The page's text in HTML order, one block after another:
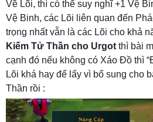
Về Lõi, thì có thể suy nghĩ +1 Vệ
Vệ Binh, các Lõi liên quan đến
trọng nhất vẫn là các Lõi cho khả
Kiếm Tử Thần cho Urgot thì bài
cạnh đó nếu không có Xáo Đồ thì
Lõi khá hay để lấy vì bổ sung cho
Thần rồi :